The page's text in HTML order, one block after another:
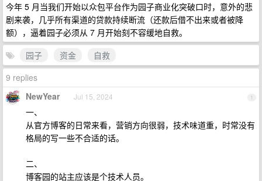
今年 5 月当我们开始以众包平台作为园子商业化突破口时，意外的悲
剧来袭，几乎所有渠道的贷款持续断流（还款后借不出来或者被降
额），逼着园子必须从 7 月开始刻不容缓地自救。
园子
资金
自救
9 replies
1
NewYear Jul 15, 2024
一、
从官方博客的日常来看，营销方向很弱，技术味道重，时常没有
格局的写一些不合适的话。
二、
博客园的站主应该是个技术人员。